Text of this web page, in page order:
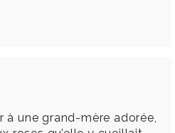
à une grand-mère adorée,